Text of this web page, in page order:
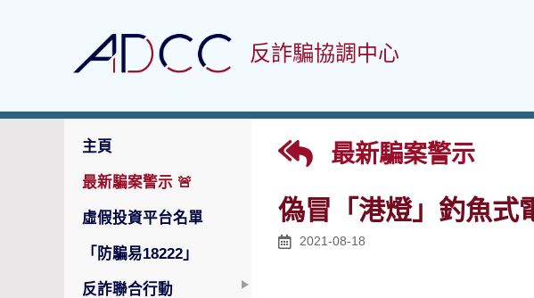
反詐騙協調中心
主頁
最新騙案警示 🚨
虛假投資平台名單
「防騙易18222」
反詐聯合行動
最新騙案警示
偽冒「港燈」釣魚式
2021-08-18